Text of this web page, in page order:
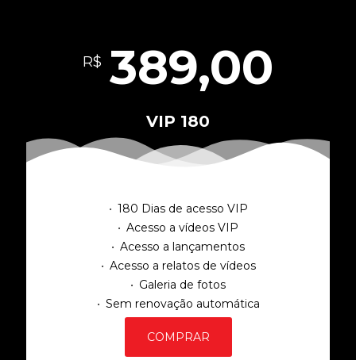
R$ 389,00
VIP 180
180 Dias de acesso VIP
Acesso a vídeos VIP
Acesso a lançamentos
Acesso a relatos de vídeos
Galeria de fotos
Sem renovação automática
COMPRAR